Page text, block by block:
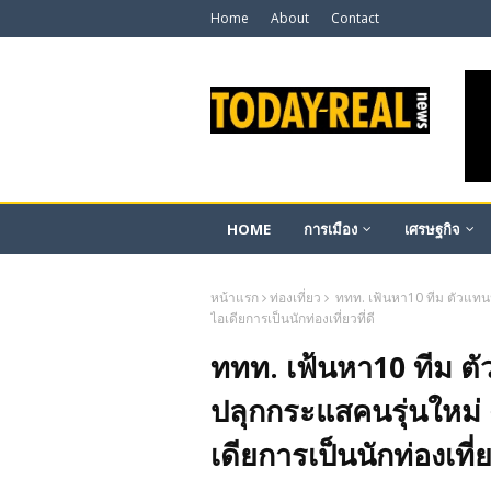
Home About Contact
HOME การเมือง เศรษฐกิจ
หน้าแรก ท่องเที่ยว
ททท. เฟ้นหา10 ทีม ตัวแท
ไอเดียการเป็นนักท่องเที่ยวที่ดี
ททท. เฟ้นหา10 ทีม
ปลุกกระแสคนรุ่นใหม่
เดียการเป็นนักท่องเที่